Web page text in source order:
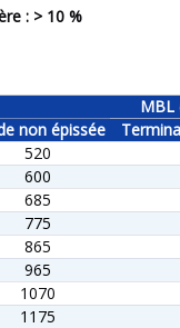
: > 10 %
MBL
non épissée
520
600
685
775
865
965
1070
1175